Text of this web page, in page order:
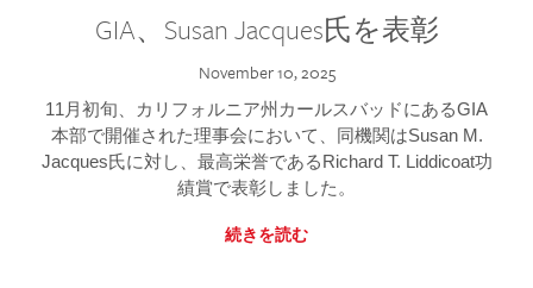
GIA、Susan Jacques氏を表彰
November 10, 2025
11月初旬、カリフォルニア州カールスバッドにあるGIA
本部で開催された理事会において、同機関はSusan M.
Jacques氏に対し、最高栄誉であるRichard T. Liddicoat功
績賞で表彰しました。
続きを読む